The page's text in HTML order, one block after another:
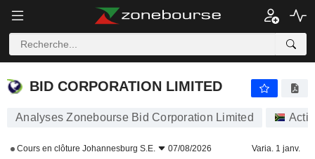
BID CORPORATION LIMITED
BID CORPORATION LIMITED
Analyses Zonebourse Bid Corporation Limited
Cours en clôture Johannesburg S.E. 07/08/2026 Varia. 1 janv.